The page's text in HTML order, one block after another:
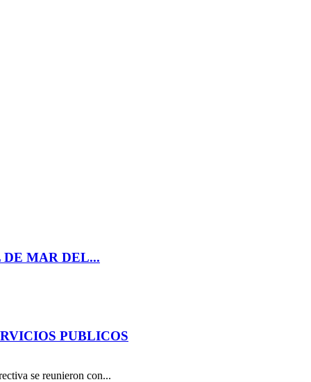
MAR DEL...
PUBLICOS
se reunieron con...